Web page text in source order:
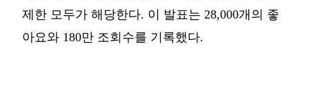
제한 모두가 해당한다. 이 발표는 28,000개의 좋
아요와 180만 조회수를 기록했다.